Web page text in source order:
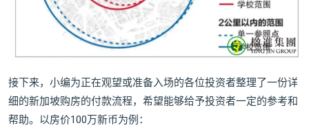
接下来，小编为正在观望或准备入场的各位投资者整理了一份详
细的新加坡购房的付款流程，希望能够给予投资者一定的参考和
帮助。以房价100万新币为例：